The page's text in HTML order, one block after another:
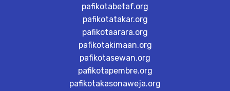
pafikotabetaf.org
pafikotatakar.org
pafikotaarara.org
pafikotakimaan.org
pafikotasewan.org
pafikotapembre.org
pafikotakasonaweja.org